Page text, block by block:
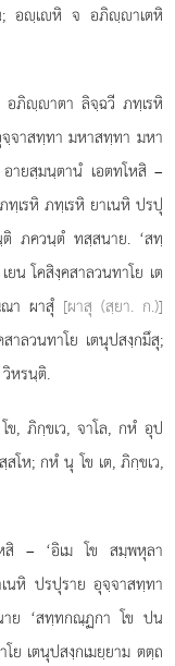
อฺเหิ จ อภิฺาเตหิ
ภิฺาตา ลิจฺฉวี ภทฺเรหิ
จาสทฺทา มหาสทฺทา มหา
ยสฺมนฺตานํ เอตทโหสิ –
เรหิ ภทฺเรหิ ยาเนหิ ปรปุ
ติภควนฺตํ ทสฺสนาย. ‘สทฺ
โคสิงฺคสาลวนทาโย เต
า ผาสุํ [ผาสุ (สฺยา. ก.)]
าลวนทาโย เตนุปสงฺกมึสุ;
หรนฺติ.
, ภิกฺขเว, จาโล, กหํ อุป
โห; กหํ นุ โข เต, ภิกฺขเว,
สิ – ‘อิเม โข สมฺพหุลา
หิ ปรปุราย อุจฺจาสทฺทา
ย ‘สทฺทกณฺฏกา โข ปน
ย เตนุปสงฺกเมยฺยาม ตตฺถ